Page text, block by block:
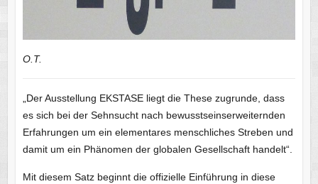
O.T.
„Der Ausstellung EKSTASE liegt die These zugrunde, dass
es sich bei der Sehnsucht nach bewusstseinserweiternden
Erfahrungen um ein elementares menschliches Streben und
damit um ein Phänomen der globalen Gesellschaft handelt“.
Mit diesem Satz beginnt die offizielle Einführung in diese